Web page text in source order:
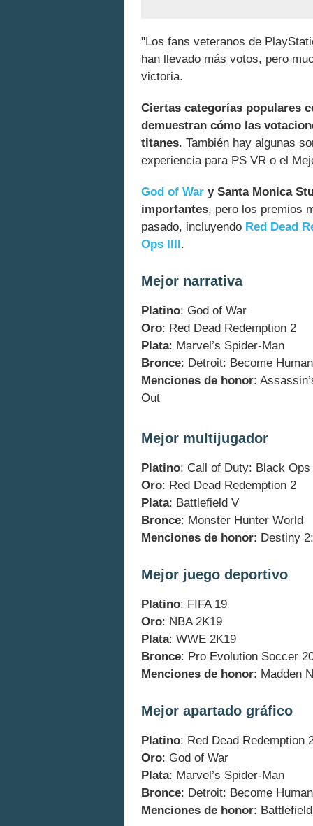
"Los fans veteranos de
han llevado más votos, pero
victoria.
Ciertas categorías populares
demuestran cómo las
titanes. También hay algunas
experiencia para PS VR o el
God of War y Santa Monica
importantes, pero los premios
pasado, incluyendo Red Dead
Ops IIII .
Mejor narrativa
Platino: God of War
Oro: Red Dead Redemption 2
Plata: Marvel’s Spider-Man
Bronce: Detroit: Become Human
Menciones de honor:
Out
Mejor multijugador
Platino: Call of Duty: Black Ops
Oro: Red Dead Redemption 2
Plata: Battlefield V
Bronce: Monster Hunter World
Menciones de honor: Destiny
Mejor juego deportivo
Platino: FIFA 19
Oro: NBA 2K19
Plata: WWE 2K19
Bronce: Pro Evolution Soccer
Menciones de honor: Madden
Mejor apartado gráfico
Platino: Red Dead Redemption
Oro: God of War
Plata: Marvel’s Spider-Man
Bronce: Detroit: Become Human
Menciones de honor: